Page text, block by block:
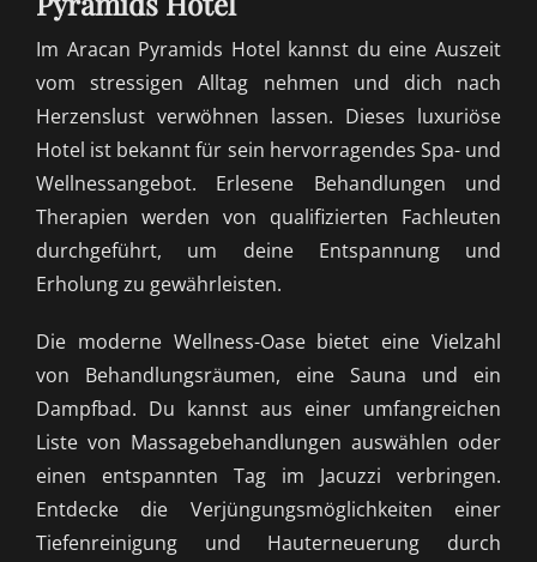
Im Aracan Pyramids Hotel kannst du eine Auszeit
vom stressigen Alltag nehmen und dich nach
Herzenslust verwöhnen lassen. Dieses luxuriöse
Hotel ist bekannt für sein hervorragendes Spa- und
Wellnessangebot. Erlesene Behandlungen und
Therapien werden von qualifizierten Fachleuten
durchgeführt, um deine Entspannung und
Erholung zu gewährleisten.
Die moderne Wellness-Oase bietet eine Vielzahl
von Behandlungsräumen, eine Sauna und ein
Dampfbad. Du kannst aus einer umfangreichen
Liste von Massagebehandlungen auswählen oder
einen entspannten Tag im Jacuzzi verbringen.
Entdecke die Verjüngungsmöglichkeiten einer
Tiefenreinigung und Hauterneuerung durch